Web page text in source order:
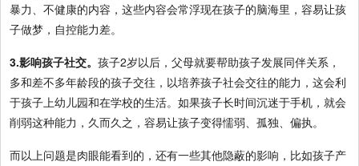
暴力、不健康的内容，这些内容会常浮现在孩子的脑海里，容易让孩
子做梦，自控能力差。
3.影响孩子社交。孩子2岁以后，父母就要帮助孩子发展同伴关系，
多和差不多年龄段的孩子交往，以培养孩子社会交往的能力，这会利
于孩子上幼儿园和在学校的生活。如果孩子长时间沉迷于手机，就会
削弱这种能力，久而久之，容易让孩子变得懦弱、孤独、偏执。
而以上问题是肉眼能看到的，还有一些其他隐蔽的影响，比如孩子产